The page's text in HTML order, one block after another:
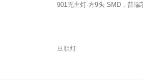
901无主灯-方9头 SMD，普瑞
豆胆灯